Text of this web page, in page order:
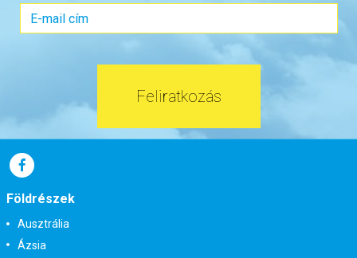
Feliratkozás
Földrészek
Ausztrália
Ázsia